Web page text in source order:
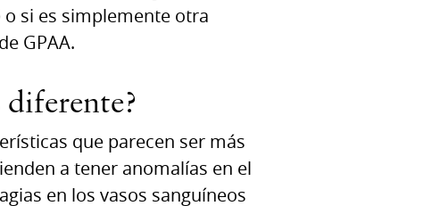
o si es simplemente otra
GPAA.
que parecen ser más
a tener anomalías en el
en los vasos sanguíneos